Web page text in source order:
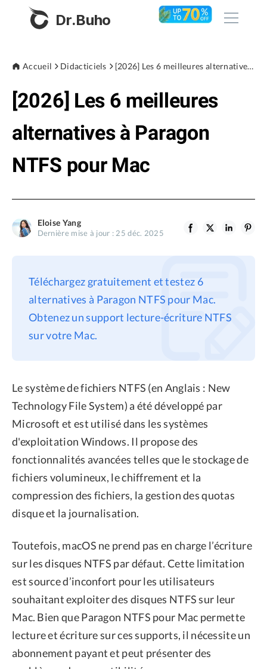
Dr.Buho
Produits
BuhoCleaner
BuhoRepair
BuhoLaunchpad
Boutique
Blog
Confidentialité
Conditions générales
Politique de
Accueil Didacticiels [2026] Les 6 meilleures alternatives à Paragon NTFS pour Mac
[2026] Les 6 meilleures
alternatives à Paragon
NTFS pour Mac
Eloise Yang
Dernière mise à jour : 25 déc. 2025
Téléchargez gratuitement et testez 6
alternatives à Paragon NTFS pour Mac.
Obtenez un support lecture-écriture NTFS
sur votre Mac.
Le système de fichiers NTFS (en Anglais : New
Technology File System) a été développé par
Microsoft et est utilisé dans les systèmes
d'exploitation Windows. Il propose des
fonctionnalités avancées telles que le stockage de
fichiers volumineux, le chiffrement et la
compression des fichiers, la gestion des quotas
disque et la journalisation.
Toutefois, macOS ne prend pas en charge l’écriture
sur les disques NTFS par défaut. Cette limitation
est source d’inconfort pour les utilisateurs
souhaitant exploiter des disques NTFS sur leur
Mac. Bien que Paragon NTFS pour Mac permette
lecture et écriture sur ces supports, il nécessite un
abonnement payant et peut présenter des